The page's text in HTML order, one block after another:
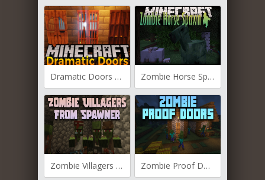
Dramatic Doors для Майнкрафт [1.20.4, 1.20.2, 1.20.1] Zombie Horse Spawn для Майнкрафт [1.20.2, 1.20.1, 1.20]
Zombie Villagers From Spawner для Майнкрафт [1.20.2, 1.20.1, 1.20] Zombie Proof Doors для Майнкрафт [1.20.2, 1.20.1, 1.20]